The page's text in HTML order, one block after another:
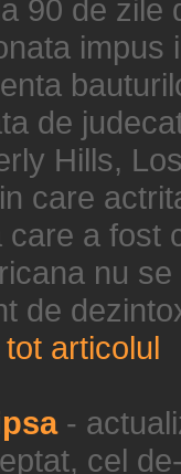
90 de
de
Hills,
care
a fost
nu
de
articolul
-
cel